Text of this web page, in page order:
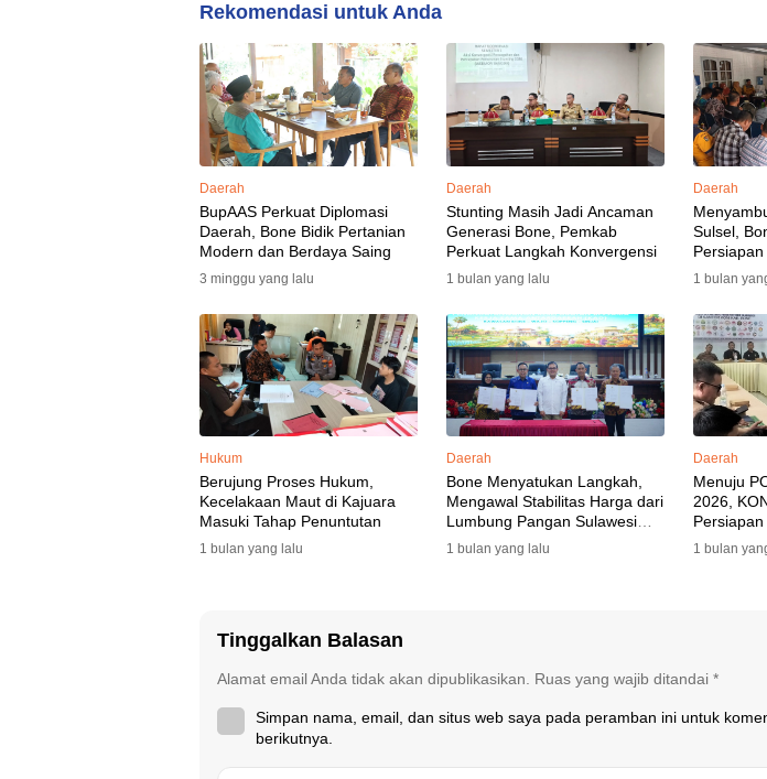
Rekomendasi untuk Anda
Daerah
BupAAS Perkuat Diplomasi
Daerah, Bone Bidik Pertanian
Modern dan Berdaya Saing
3 minggu yang lalu
Daerah
Stunting Masih Jadi Ancaman
Generasi Bone, Pemkab
Perkuat Langkah Konvergensi
1 bulan yang lalu
Daerah
Sulsel,
yang
Perkuat
1 bulan
Hukum
Berujung Proses Hukum,
Kecelakaan Maut di Kajuara
Masuki Tahap Penuntutan
1 bulan yang lalu
Daerah
Bone Menyatukan Langkah,
Mengawal Stabilitas Harga dari
Lumbung Pangan Sulawesi
Selatan
1 bulan yang lalu
Daerah
Menuju
2026,
Besar
1 bulan
Tinggalkan Balasan
Alamat email Anda tidak akan dipublikasikan. Ruas yang wajib ditandai *
Simpan nama, email, dan situs web saya pada peramban ini untuk
berikutnya.